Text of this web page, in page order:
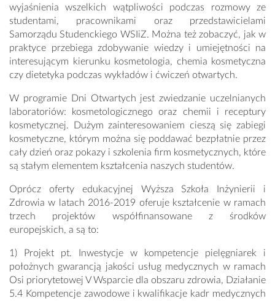
wyjaśnienia wszelkich wątpliwości podczas rozmowy ze
studentami, pracownikami oraz przedstawicielami
Samorządu Studenckiego WSIiZ. Można też zobaczyć, jak w
praktyce przebiega zdobywanie wiedzy i umiejętności na
interesującym kierunku kosmetologia, chemia kosmetyczna
czy dietetyka podczas wykładów i ćwiczeń otwartych.
W programie Dni Otwartych jest zwiedzanie uczelnianych
laboratoriów: kosmetologicznego oraz chemii i receptury
kosmetycznej. Dużym zainteresowaniem cieszą się zabiegi
kosmetyczne, którym można się poddawać bezpłatnie przez
cały dzień oraz pokazy i szkolenia firm kosmetycznych, które
są stałym elementem kształcenia naszych studentów.
Oprócz oferty edukacyjnej Wyższa Szkoła Inżynierii i
Zdrowia w latach 2016-2019 oferuje kształcenie w ramach
trzech projektów współfinansowane z środków
europejskich, a są to:
1) Projekt pt. Inwestycje w kompetencje pielęgniarek i
położnych gwarancją jakości usług medycznych w ramach
Osi priorytetowej V Wsparcie dla obszaru zdrowia, Działanie
5.4 Kompetencje zawodowe i kwalifikacje kadr medycznych